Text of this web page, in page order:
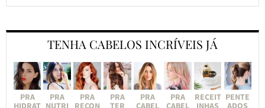
TENHA CABELOS INCRÍVEIS JÁ
PRA
HIDRAT
PRA
NUTRI
PRA
RECON
PRA
TER
PRA
CABEL
PRA
CABEL
RECEIT
INHAS
PENTE
ADOS